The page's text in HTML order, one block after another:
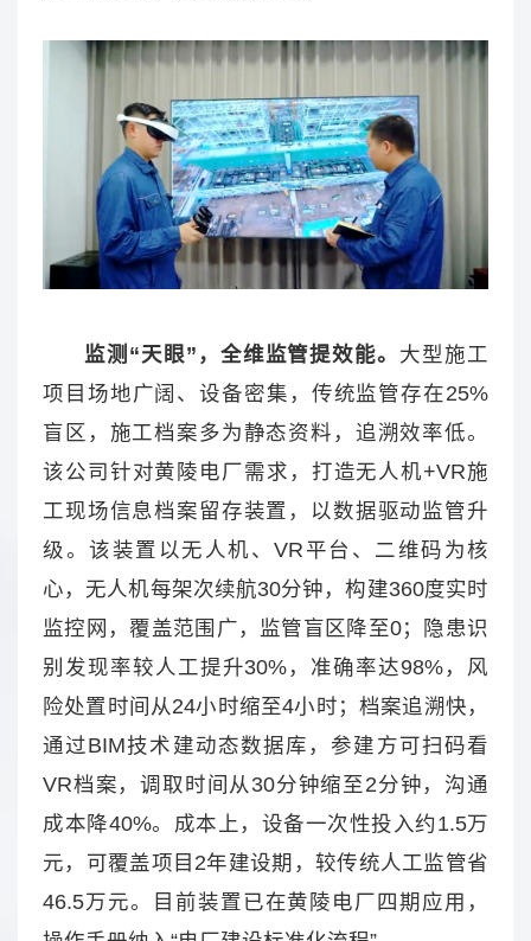
监测“天眼”，全维监管提效能。 大型施工
项目场地广阔、设备密集，传统监管存在25%
盲区，施工档案多为静态资料，追溯效率低。
该公司针对黄陵电厂需求，打造无人机+VR施
工现场信息档案留存装置，以数据驱动监管升
级。该装置以无人机、VR平台、二维码为核
心，无人机每架次续航30分钟，构建360度实时
监控网，覆盖范围广，监管盲区降至0；隐患识
别发现率较人工提升30%，准确率达98%，风
险处置时间从24小时缩至4小时；档案追溯快，
通过BIM技术建动态数据库，参建方可扫码看
VR档案，调取时间从30分钟缩至2分钟，沟通
成本降40%。成本上，设备一次性投入约1.5万
元，可覆盖项目2年建设期，较传统人工监管省
46.5万元。目前装置已在黄陵电厂四期应用，